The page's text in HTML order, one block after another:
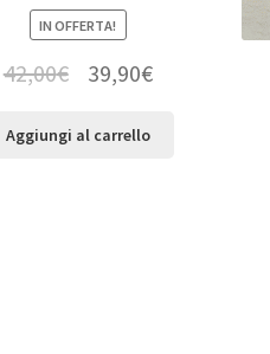
IN OFFERTA!
42,00€ 39,90€
Aggiungi al carrello